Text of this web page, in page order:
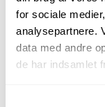
for sociale
analysepartnere.
data med andre
de har indsamlet